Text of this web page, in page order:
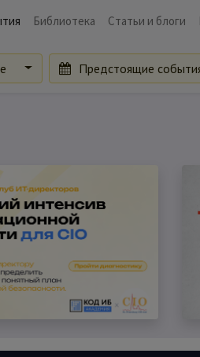
Библиотека Статьи и блоги
Предстоящие